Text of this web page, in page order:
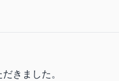
きました。